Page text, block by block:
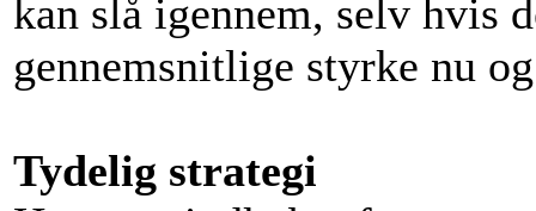
kan slå igennem, selv hvis
gennemsnitlige styrke nu
Tydelig strategi